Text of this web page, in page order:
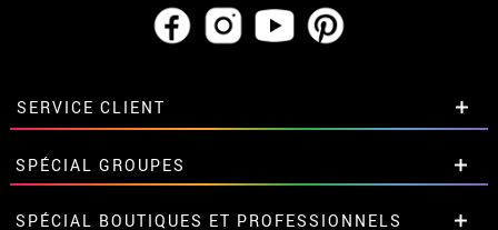
SERVICE CLIENT
• Qui sommes-nous?
• CGV
• Mentions légaleset Proteccion des données
SPÉCIAL GROUPES
Remises spéciales pour groupes et
SPÉCIAL BOUTIQUES ET PROFESSIONNELS